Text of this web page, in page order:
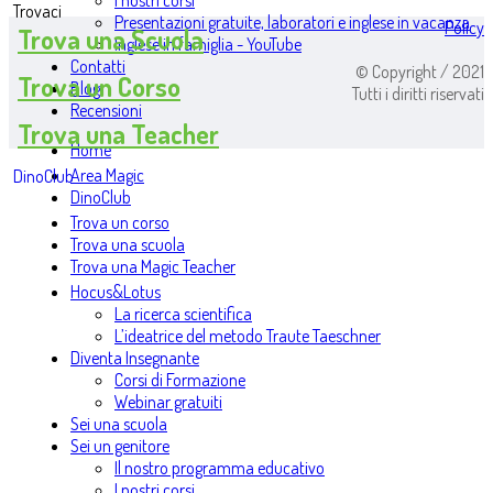
Presentazioni gratuite, laboratori e inglese in vacanza
Inglese in famiglia - YouTube
Contatti
Blog
Recensioni
Home
Area Magic
DinoClub
Trova un corso
Trova una scuola
Trova una Magic Teacher
Hocus&Lotus
La ricerca scientifica
L’ideatrice del metodo Traute Taeschner
Diventa Insegnante
Corsi di Formazione
Webinar gratuiti
Sei una scuola
Sei un genitore
Il nostro programma educativo
Trovaci
Trova una Scuola
Trova un Corso
Trova una Teacher
DinoClub
Policy
© Copyright / 2021
Tutti i diritti riservati